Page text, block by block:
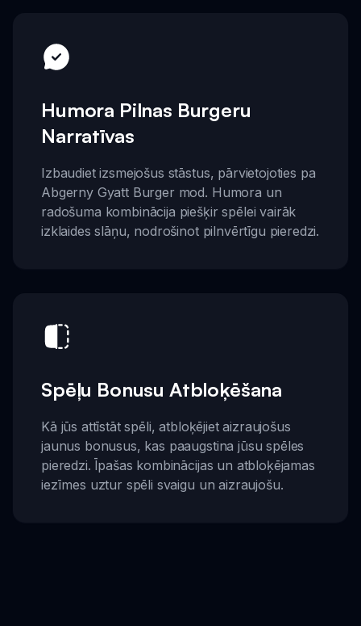
Humora Pilnas Burgeru
Narratīvas
Izbaudiet izsmejošus stāstus, pārvietojoties pa
Abgerny Gyatt Burger mod. Humora un
radošuma kombinācija piešķir spēlei vairāk
izklaides slāņu, nodrošinot pilnvērtīgu pieredzi.
Spēļu Bonusu Atbloķēšana
Kā jūs attīstāt spēli, atbloķējiet aizraujošus
jaunus bonusus, kas paaugstina jūsu spēles
pieredzi. Īpašas kombinācijas un atbloķējamas
iezīmes uztur spēli svaigu un aizraujošu.